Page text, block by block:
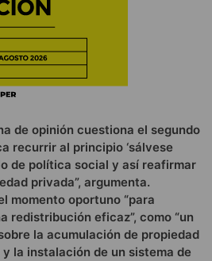
de opinión cuestiona el segundo
recurrir al principio ‘sálvese
de política social y así reafirmar
privada”, argumenta.
momento oportuno “para
redistribución eficaz”, como “un
la acumulación de propiedad
la instalación de un sistema de